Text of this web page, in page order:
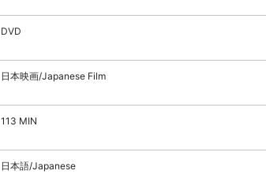
DVD
日本映画/Japanese Film
113 MIN
日本語/Japanese